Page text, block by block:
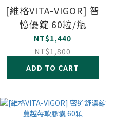
[維格VITA-VIGOR] 智
憶優錠 60粒/瓶
NT$1,440
NT$1,800
ADD TO CART